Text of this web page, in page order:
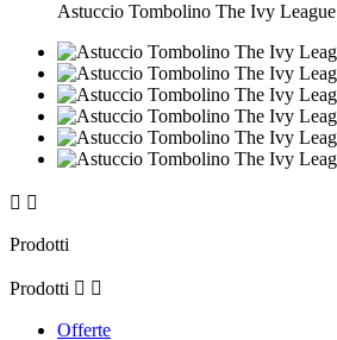
Astuccio Tombolino The Ivy League
 
Prodotti
Prodotti  
Offerte